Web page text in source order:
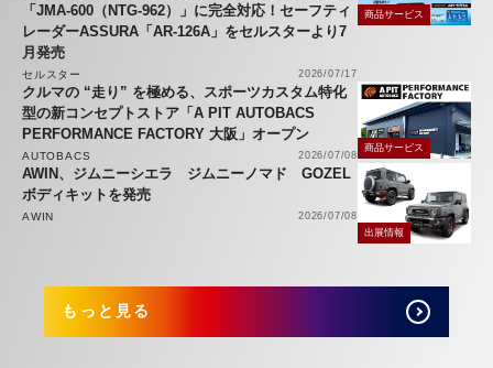
「JMA-600（NTG-962）」に完全対応！セーフティ
レーダーASSURA「AR-126A」をセルスターより7
月発売
セルスター 2026/07/17
商品サービス
クルマの “走り” を極める、スポーツカスタム特化
型の新コンセプトストア「A PIT AUTOBACS
PERFORMANCE FACTORY 大阪」オープン
AUTOBACS 2026/07/08
商品サービス
AWIN、ジムニーシエラ ジムニーノマド GOZEL
ボディキットを発売
AWIN
2026/07/08
出展情報
もっと見る